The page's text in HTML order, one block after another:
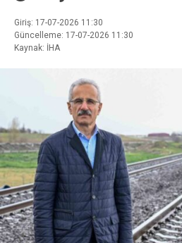
Giriş: 17-07-2026 11:30
Güncelleme: 17-07-2026 11:30
Kaynak: İHA